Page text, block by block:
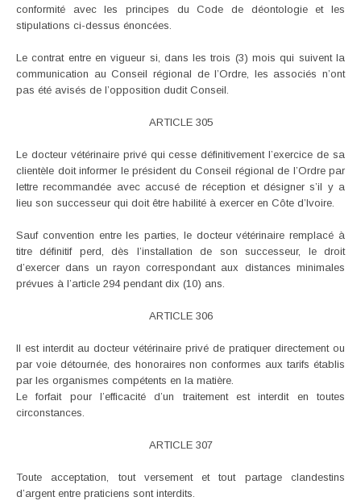
conformité avec les principes du Code de déontologie et les
stipulations ci-dessus énoncées.
Le contrat entre en vigueur si, dans les trois (3) mois qui suivent la
communication au Conseil régional de l’Ordre, les associés n’ont
pas été avisés de l’opposition dudit Conseil.
ARTICLE 305
Le docteur vétérinaire privé qui cesse définitivement l’exercice de sa
clientèle doit informer le président du Conseil régional de l’Ordre par
lettre recommandée avec accusé de réception et désigner s’il y a
lieu son successeur qui doit être habilité à exercer en Côte d’Ivoire.
Sauf convention entre les parties, le docteur vétérinaire remplacé à
titre définitif perd, dès l’installation de son successeur, le droit
d’exercer dans un rayon correspondant aux distances minimales
prévues à l’article 294 pendant dix (10) ans.
ARTICLE 306
Il est interdit au docteur vétérinaire privé de pratiquer directement ou
par voie détournée, des honoraires non conformes aux tarifs établis
par les organismes compétents en la matière.
Le forfait pour l’efficacité d’un traitement est interdit en toutes
circonstances.
ARTICLE 307
Toute acceptation, tout versement et tout partage clandestins
d’argent entre praticiens sont interdits.